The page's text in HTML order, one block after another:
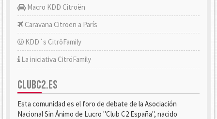
Macro KDD Citroën
Caravana Citroën a París
KDD´s CitröFamily
La iniciativa CitröFamily
CLUBC2.ES
Esta comunidad es el foro de debate de la Asociación
Nacional Sin Ánimo de Lucro "Club C2 España", nacido